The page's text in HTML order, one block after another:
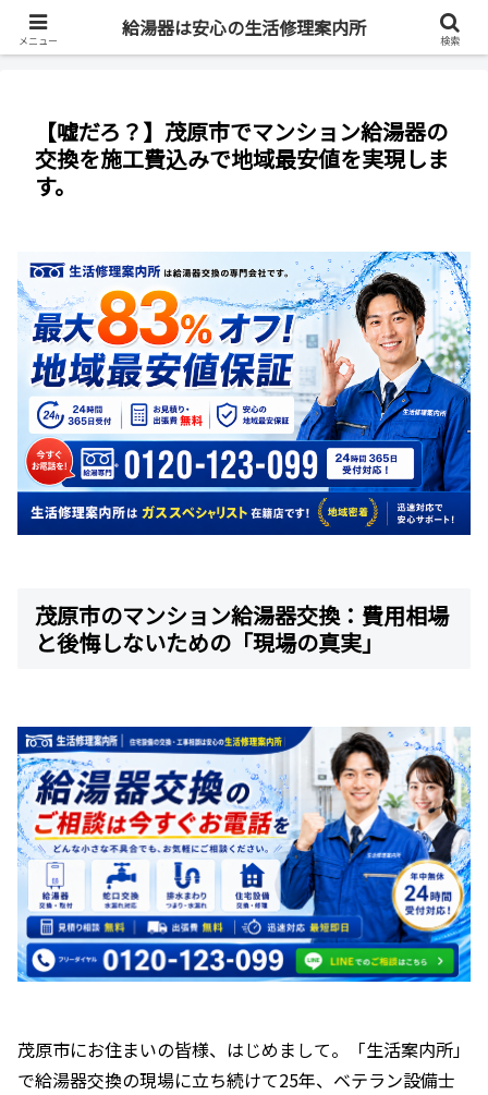
最短即日・全国対応・最大83%OFF
【嘘だろ？】茂原市でマンション給湯器の
交換を施工費込みで地域最安値を実現しま
す。
茂原市のマンション給湯器交換：費用相場
と後悔しないための「現場の真実」
茂原市にお住まいの皆様、はじめまして。「生活案内所」
で給湯器交換の現場に立ち続けて25年、ベテラン設備士
メニュー
給湯器は安心の生活修理案内所
検索